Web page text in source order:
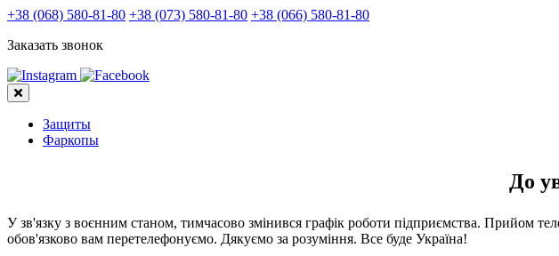
+38 (068) 580-81-80 +38 (073) 580-81-80 +38 (066) 580-81-80
Заказать звонок
Защиты
Фаркопы
До
У зв'язку з воєнним станом, тимчасово змінився графік роботи підприємства. Прийом
обов'язково вам перетелефонуємо. Дякуємо за розуміння. Все буде Україна!